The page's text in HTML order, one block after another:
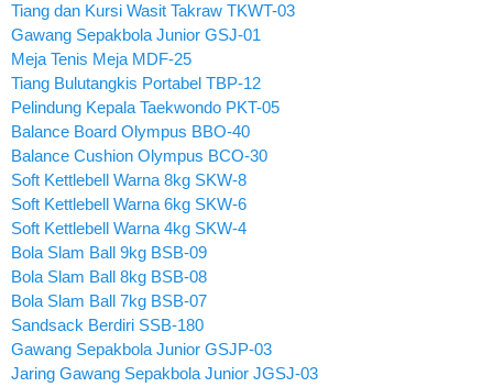
Tiang dan Kursi Wasit Takraw TKWT-03
Gawang Sepakbola Junior GSJ-01
Meja Tenis Meja MDF-25
Tiang Bulutangkis Portabel TBP-12
Pelindung Kepala Taekwondo PKT-05
Balance Board Olympus BBO-40
Balance Cushion Olympus BCO-30
Soft Kettlebell Warna 8kg SKW-8
Soft Kettlebell Warna 6kg SKW-6
Soft Kettlebell Warna 4kg SKW-4
Bola Slam Ball 9kg BSB-09
Bola Slam Ball 8kg BSB-08
Bola Slam Ball 7kg BSB-07
Sandsack Berdiri SSB-180
Gawang Sepakbola Junior GSJP-03
Jaring Gawang Sepakbola Junior JGSJ-03